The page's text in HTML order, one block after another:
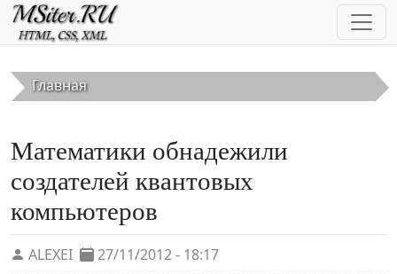
Перейти к основному содержанию
Главная
Математики обнадежили
создателей квантовых
компьютеров
ALEXEI 27/11/2012 - 18:17